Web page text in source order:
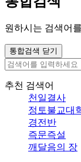
원하시는 검색어
통합검색 닫기
추천 검색어
천일결사
정토불교대
경전반
즉문즉설
깨달음의 장